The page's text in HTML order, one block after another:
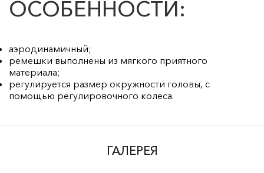
ОСОБЕННОСТИ:
аэродинамичный;
ремешки выполнены из мягкого приятного
материала;
регулируется размер окружности головы, с
помощью регулировочного колеса.
ГАЛЕРЕЯ